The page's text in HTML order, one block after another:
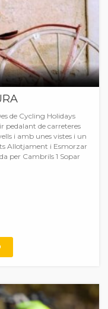
de Cycling Holidays
pedalant de carreteres
i amb unes vistes i un
Allotjament i Esmorzar
per Cambrils 1 Sopar